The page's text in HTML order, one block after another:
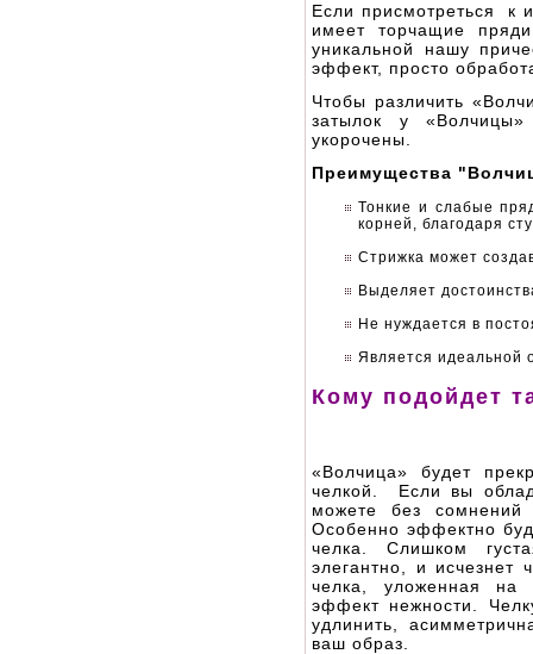
Если присмотреться к
имеет торчащие
уникальной нашу
эффект, просто
Чтобы различить
затылок у
укорочены.
Преимущества
Тонкие и слабые
корней, благодаря
Стрижка может
Выделяет
Не нуждается в
Является идеальной
Кому подойдет
«Волчица» будет
челкой. Если вы
можете без
Особенно эффектно
челка. Слишком
элегантно, и исчезнет
челка, уложенная на
эффект нежности.
удлинить,
ваш образ.